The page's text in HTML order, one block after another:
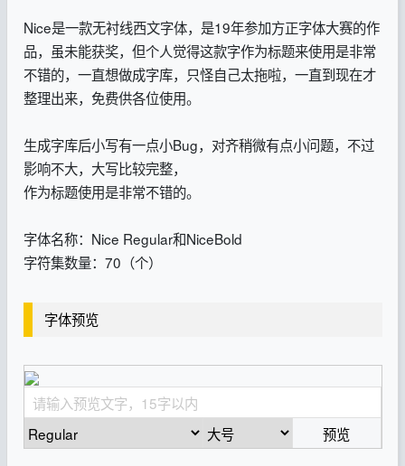
Nice是一款无衬线西文字体，是19年参加方正字体大赛的作
品，虽未能获奖，但个人觉得这款字作为标题来使用是非常
不错的，一直想做成字库，只怪自己太拖啦，一直到现在才
整理出来，免费供各位使用。
生成字库后小写有一点小Bug，对齐稍微有点小问题，不过
影响不大，大写比较完整，
作为标题使用是非常不错的。
字体名称：Nice Regular和NiceBold
字符集数量：70（个）
字体预览
预览